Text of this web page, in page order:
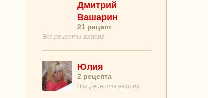
Дмитрий
Вашарин
21 рецепт
Все рецепты автора
Юлия
2 рецепта
Все рецепты автора